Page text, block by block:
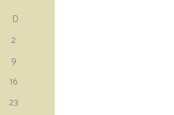
D
2
9
16
23